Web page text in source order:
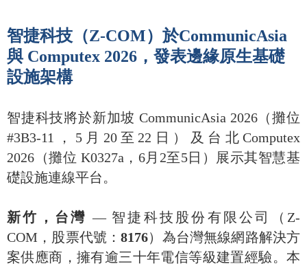
智捷科技（Z-COM）於CommunicAsia
與 Computex 2026，發表邊緣原生基礎
設施架構
智捷科技將於新加坡 CommunicAsia 2026（攤位
#3B3-11，5月20至22日）及台北Computex
2026（攤位 K0327a，6月2至5日）展示其智慧基
礎設施連線平台。
新竹，台灣 — 智捷科技股份有限公司（Z-
COM，股票代號：8176）為台灣無線網路解決方
案供應商，擁有逾三十年電信等級建置經驗。本